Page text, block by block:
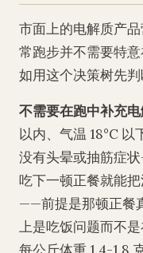
市面上的电解质产
常跑步并不需要特
如用这个决策树先判
不需要在跑中补充电
以内、气温 18°C
没有头晕或抽筋症
吃下一顿正餐就能
——前提是那顿正餐
上是吃饭问题而不